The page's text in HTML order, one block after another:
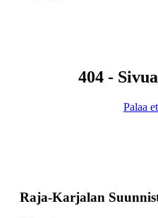
404 -
Palaa
Raja-Karjalan